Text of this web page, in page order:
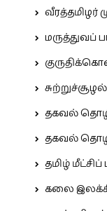
மருத்துவப்
தகவல்
தகவல்
தமிழ்
கலை